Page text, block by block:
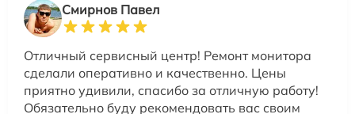
Смирнов Павел
Отличный сервисный центр! Ремонт монитора
сделали оперативно и качественно. Цены
приятно удивили, спасибо за отличную работу!
Обязательно буду рекомендовать вас своим